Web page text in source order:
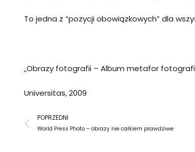
To jedna z “pozycji obowiązkowych” dla
„Obrazy fotografii – Album metafor
Universitas, 2009
Prev
POPRZEDNI
World Press Photo – obrazy nie całkiem prawdziwe